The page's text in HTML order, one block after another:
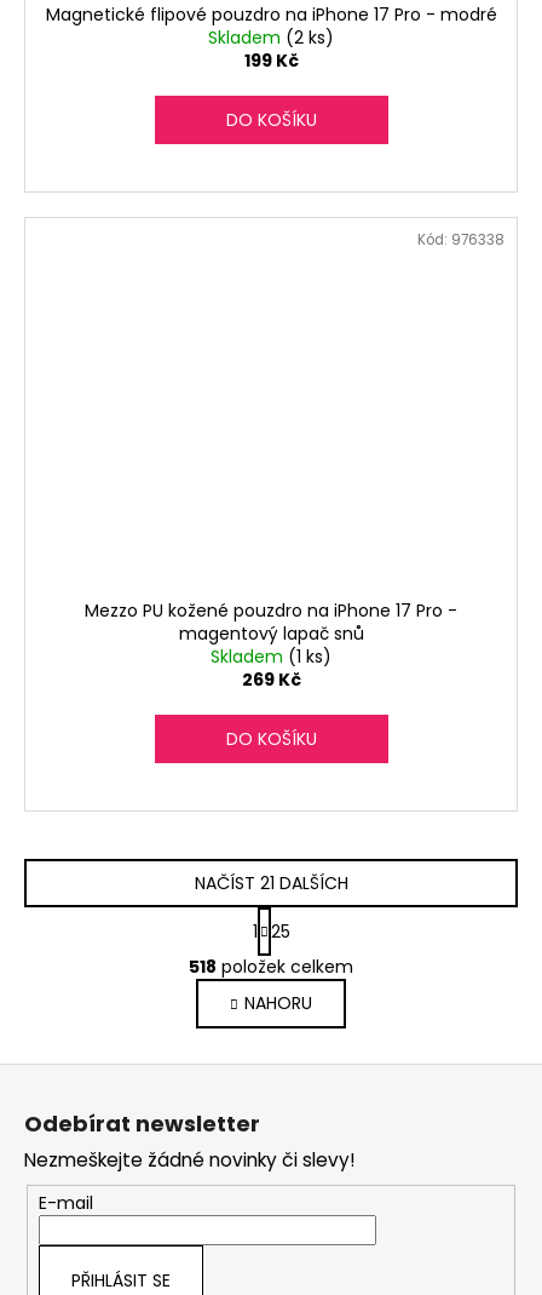
Magnetické flipové pouzdro na iPhone 17 Pro - modré
Skladem (2 ks)
199 Kč
DO KOŠÍKU
Mezzo PU kožené pouzdro na iPhone 17 Pro -
magentový lapač snů
Skladem (1 ks)
269 Kč
DO KOŠÍKU
Kód: 976338
O
v
l
á
d
p
r
v
k
NAČÍST 21 DALŠÍCH
S
t
r
á
n
k
o
í
1 25
518 položek celkem
NAHORU
Odebírat newsletter
Nezmeškejte žádné novinky či slevy!
E-mail
PŘIHLÁSIT SE